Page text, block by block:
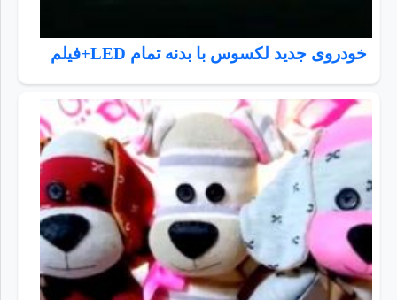
خودروی جدید لکسوس با بدنه تمام LED+فیلم